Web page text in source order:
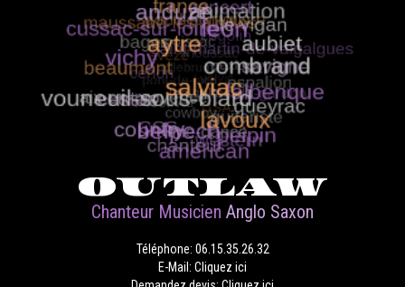
OUTLAW
Chanteur Musicien Anglo Saxon
Téléphone: 06.15.35.26.32
E-Mail: Cliquez ici